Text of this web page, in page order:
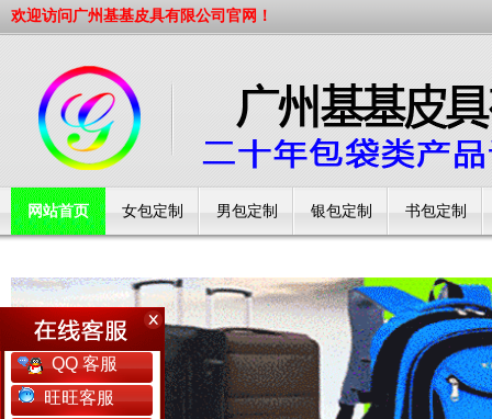
欢迎访问广州基基皮具有限公司官网！
网站首页 女包定制 男包定制 银包定制 书包定制
QQ 客服
旺旺客服